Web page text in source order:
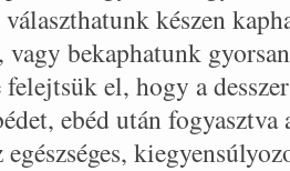
készen
vagy bekaphatunk
el, hogy a
ebéd után fogyasztva